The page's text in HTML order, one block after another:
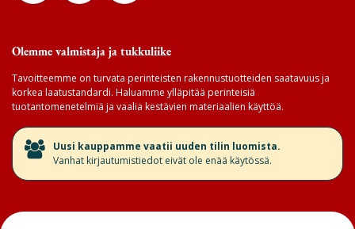
Olemme valmistaja ja tukkuliike
Tavoitteemme on turvata perinteisten rakennustuotteiden saatavuus ja
korkea laatustandardi. Haluamme ylläpitää perinteisiä
tuotantomenetelmiä ja vaalia kestävien materiaalien käyttöä.
​Uusi kauppamme vaatii uuden tilin luomista.
Vanhat kirjautumistiedot eivät ole enää käytössä.